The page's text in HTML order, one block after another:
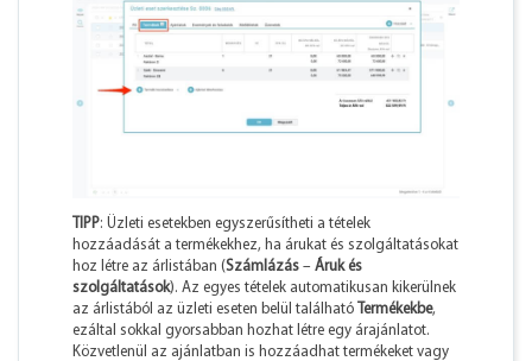
TIPP: Üzleti esetekben egyszerűsítheti a tételek
hozzáadását a termékekhez, ha árukat és szolgáltatásokat
hoz létre az árlistában (Számlázás – Áruk és
szolgáltatások). Az egyes tételek automatikusan kikerülnek
az árlistából az üzleti eseten belül található
Termékekbe,
ezáltal sokkal gyorsabban hozhat létre egy árajánlatot.
Közvetlenül az ajánlatban is hozzáadhat termékeket vagy